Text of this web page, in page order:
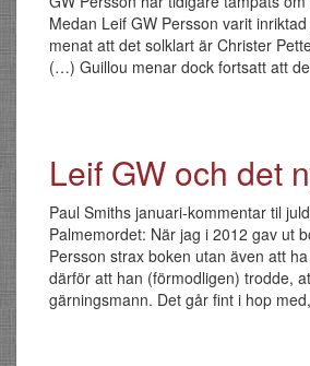
Medan Leif GW Persson varit
menat att det solklart är Christer
(…) Guillou menar dock fortsatt att
Leif GW och det
Paul Smiths januari-kommentar til
Palmemordet: När jag i 2012 gav ut
Persson strax boken utan även att
därför att han (förmodligen) trodde,
gärningsmann. Det går fint i hop